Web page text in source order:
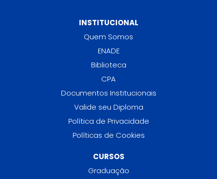
INSTITUCIONAL
Quem Somos
ENADE
Biblioteca
CPA
Documentos Institucionais
Valide seu Diploma
Política de Privacidade
Políticas de Cookies
CURSOS
Graduação